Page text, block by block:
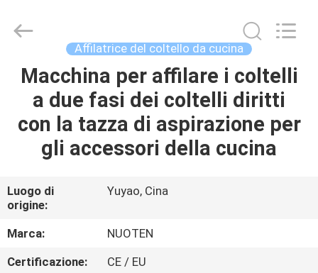
CASA.
PRODOTTI
VIDEO
SU
DI
NOI
Norton
Electric
Affilatrice del coltello da cucina
Macchina per affilare i coltelli
a due fasi dei coltelli diritti
con la tazza di aspirazione per
gli accessori della cucina
Luogo di
origine:
Yuyao, Cina
Marca:
NUOTEN
Certificazione:
CE / EU